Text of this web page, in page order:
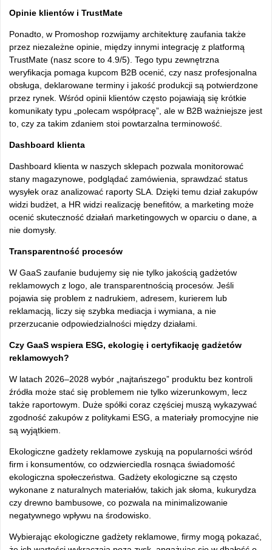
Opinie klientów i TrustMate
Ponadto, w Promoshop rozwijamy architekturę zaufania także
przez niezależne opinie, między innymi integrację z platformą
TrustMate (nasz score to 4.9/5). Tego typu zewnętrzna
weryfikacja pomaga kupcom B2B ocenić, czy nasz profesjonalna
obsługa, deklarowane terminy i jakość produkcji są potwierdzone
przez rynek. Wśród opinii klientów często pojawiają się krótkie
komunikaty typu „polecam współpracę”, ale w B2B ważniejsze jest
to, czy za takim zdaniem stoi powtarzalna terminowość.
Dashboard klienta
Dashboard klienta w naszych sklepach pozwala monitorować
stany magazynowe, podglądać zamówienia, sprawdzać status
wysyłek oraz analizować raporty SLA. Dzięki temu dział zakupów
widzi budżet, a HR widzi realizację benefitów, a marketing może
ocenić skuteczność działań marketingowych w oparciu o dane, a
nie domysły.
Transparentność procesów
W GaaS zaufanie budujemy się nie tylko jakością gadżetów
reklamowych z logo, ale transparentnością procesów. Jeśli
pojawia się problem z nadrukiem, adresem, kurierem lub
reklamacją, liczy się szybka mediacja i wymiana, a nie
przerzucanie odpowiedzialności między działami.
Czy GaaS wspiera ESG, ekologię i certyfikację gadżetów
reklamowych?
W latach 2026–2028 wybór „najtańszego” produktu bez kontroli
źródła może stać się problemem nie tylko wizerunkowym, lecz
także raportowym. Duże spółki coraz częściej muszą wykazywać
zgodność zakupów z politykami ESG, a materiały promocyjne nie
są wyjątkiem.
Ekologiczne gadżety reklamowe zyskują na popularności wśród
firm i konsumentów, co odzwierciedla rosnąca świadomość
ekologiczna społeczeństwa. Gadżety ekologiczne są często
wykonane z naturalnych materiałów, takich jak słoma, kukurydza
czy drewno bambusowe, co pozwala na minimalizowanie
negatywnego wpływu na środowisko.
Wybierając ekologiczne gadżety reklamowe, firmy mogą pokazać,